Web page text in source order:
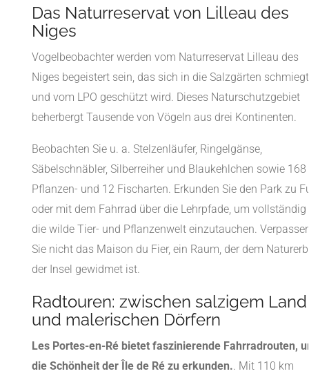
Das Naturreservat von Lilleau des
Niges
Vogelbeobachter werden vom Naturreservat Lilleau des
Niges begeistert sein, das sich in die Salzgärten schmiegt
und vom LPO geschützt wird. Dieses Naturschutzgebiet
beherbergt Tausende von Vögeln aus drei Kontinenten.
Beobachten Sie u. a. Stelzenläufer, Ringelgänse,
Säbelschnäbler, Silberreiher und Blaukehlchen sowie 168
Pflanzen- und 12 Fischarten. Erkunden Sie den Park zu
oder mit dem Fahrrad über die Lehrpfade, um vollständig
die wilde Tier- und Pflanzenwelt einzutauchen.
Sie nicht das Maison du Fier, ein Raum, der dem
der Insel gewidmet ist.
Radtouren: zwischen salzigem Land
und malerischen Dörfern
Les Portes-en-Ré bietet faszinierende Fahrradrouten,
die Schönheit der Île de Ré zu erkunden. . Mit 110 km